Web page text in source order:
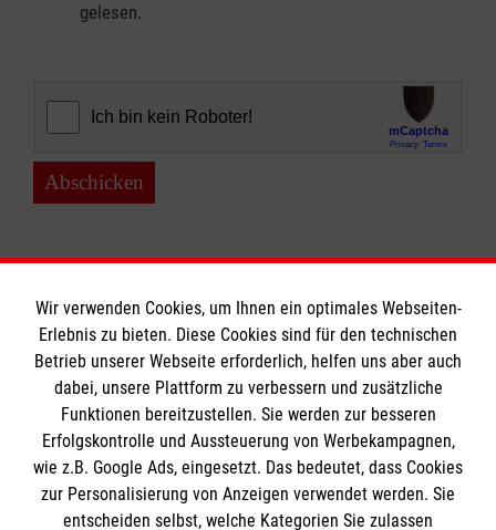
gelesen.
Abschicken
Informationen
Impressum
Datenschutz
Barrierefreiheit
Die Malteser
Wir verwenden Cookies, um Ihnen ein optimales Webseiten-
Erlebnis zu bieten. Diese Cookies sind für den technischen
Betrieb unserer Webseite erforderlich, helfen uns aber auch
dabei, unsere Plattform zu verbessern und zusätzliche
Funktionen bereitzustellen. Sie werden zur besseren
Erfolgskontrolle und Aussteuerung von Werbekampagnen,
wie z.B. Google Ads, eingesetzt. Das bedeutet, dass Cookies
zur Personalisierung von Anzeigen verwendet werden. Sie
entscheiden selbst, welche Kategorien Sie zulassen